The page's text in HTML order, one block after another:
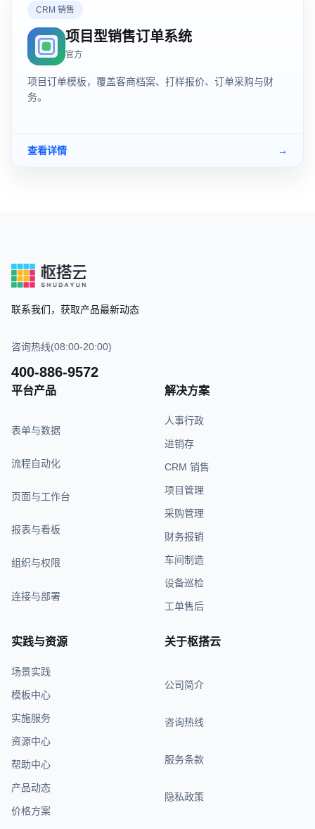
CRM 销售
项目型销售订单系统
官方
项目订单模板，覆盖客商档案、打样报价、订单采购与财
务。
查看详情 →
联系我们，获取产品最新动态
咨询热线(08:00-20:00)
400-886-9572
平台产品
表单与数据
流程自动化
页面与工作台
报表与看板
组织与权限
连接与部署
解决方案
人事行政
进销存
CRM 销售
项目管理
采购管理
财务报销
车间制造
设备巡检
工单售后
实践与资源
场景实践
模板中心
实施服务
资源中心
帮助中心
产品动态
价格方案
关于枢搭云
公司简介
咨询热线
服务条款
隐私政策